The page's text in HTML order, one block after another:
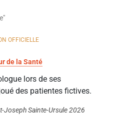
OFFICIELLE
de la Santé
lors de ses
des patientes fictives.
Joseph Sainte-Ursule 2026